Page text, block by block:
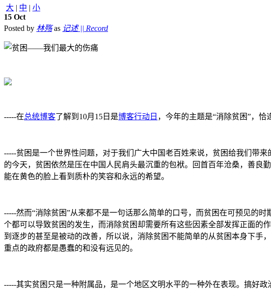
大 | 中 | 小
15 Oct
Posted by 林殇as 记述 || Record
-----在总统博客了解到10月15日是博客行动日 ，今年的主题是“消除贫困”，恰
-----贫困是一个世界性问题，对于我们广大中国老百姓来说，贫困给我们带
的今天，贫困依然是压在中国人民肩头最沉重的包袱。回首百年沧桑，善良
能在黄色的脸上看到质朴的笑容和永远的希望。
-----然而“消除贫困”从来都不是一句话那么简单的口号，而贫困在可预见的
个都可以导致贫困的发生，而消除贫困却需要所有这些因素全部发挥正面的
到逐步的甚至是被动的改善，所以说，消除贫困不能简单的从贫困本身下
重点的政府都是愚蠢的和没有远见的。
-----其实贫困只是一种附属品，是一个地区文明水平的一种外在表现。搞好